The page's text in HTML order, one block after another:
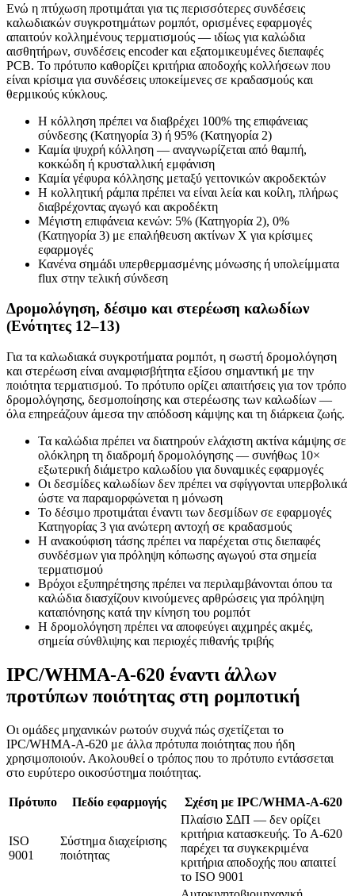
Ενώ η πτύχωση προτιμάται για τις περισσότερες συνδέσεις
καλωδιακών συγκροτημάτων ρομπότ, ορισμένες εφαρμογές
απαιτούν κολλημένους τερματισμούς — ιδίως για καλώδια
αισθητήρων, συνδέσεις encoder και εξατομικευμένες διεπαφές
PCB. Το πρότυπο καθορίζει κριτήρια αποδοχής κολλήσεων που
είναι κρίσιμα για συνδέσεις υποκείμενες σε κραδασμούς και
θερμικούς κύκλους.
Η κόλληση πρέπει να διαβρέχει 100% της επιφάνειας
σύνδεσης (Κατηγορία 3) ή 95% (Κατηγορία 2)
Καμία ψυχρή κόλληση — αναγνωρίζεται από θαμπή,
κοκκώδη ή κρυσταλλική εμφάνιση
Καμία γέφυρα κόλλησης μεταξύ γειτονικών ακροδεκτών
Η κολλητική ράμπα πρέπει να είναι λεία και κοίλη, πλήρως
διαβρέχοντας αγωγό και ακροδέκτη
Μέγιστη επιφάνεια κενών: 5% (Κατηγορία 2), 0%
(Κατηγορία 3) με επαλήθευση ακτίνων Χ για κρίσιμες
εφαρμογές
Κανένα σημάδι υπερθερμασμένης μόνωσης ή υπολείμματα
flux στην τελική σύνδεση
Δρομολόγηση, δέσιμο και στερέωση καλωδίων
(Ενότητες 12–13)
Για τα καλωδιακά συγκροτήματα ρομπότ, η σωστή δρομολόγηση
και στερέωση είναι αναμφισβήτητα εξίσου σημαντική με την
ποιότητα τερματισμού. Το πρότυπο ορίζει απαιτήσεις για τον τρόπο
δρομολόγησης, δεσμοποίησης και στερέωσης των καλωδίων —
όλα επηρεάζουν άμεσα την απόδοση κάμψης και τη διάρκεια ζωής.
Τα καλώδια πρέπει να διατηρούν ελάχιστη ακτίνα κάμψης σε
ολόκληρη τη διαδρομή δρομολόγησης — συνήθως 10×
εξωτερική διάμετρο καλωδίου για δυναμικές εφαρμογές
Οι δεσμίδες καλωδίων δεν πρέπει να σφίγγονται υπερβολικά
ώστε να παραμορφώνεται η μόνωση
Το δέσιμο προτιμάται έναντι των δεσμίδων σε εφαρμογές
Κατηγορίας 3 για ανώτερη αντοχή σε κραδασμούς
Η ανακούφιση τάσης πρέπει να παρέχεται στις διεπαφές
συνδέσμων για πρόληψη κόπωσης αγωγού στα σημεία
τερματισμού
Βρόχοι εξυπηρέτησης πρέπει να περιλαμβάνονται όπου τα
καλώδια διασχίζουν κινούμενες αρθρώσεις για πρόληψη
καταπόνησης κατά την κίνηση του ρομπότ
Η δρομολόγηση πρέπει να αποφεύγει αιχμηρές ακμές,
σημεία σύνθλιψης και περιοχές πιθανής τριβής
IPC/WHMA-A-620 έναντι άλλων
προτύπων ποιότητας στη ρομποτική
Οι ομάδες μηχανικών ρωτούν συχνά πώς σχετίζεται το
IPC/WHMA-A-620 με άλλα πρότυπα ποιότητας που ήδη
χρησιμοποιούν. Ακολουθεί ο τρόπος που το πρότυπο εντάσσεται
στο ευρύτερο οικοσύστημα ποιότητας.
Πρότυπο Πεδίο εφαρμογής Σχέση με IPC/WHMA-A-620
ISO
9001
Σύστημα διαχείρισης
ποιότητας
Πλαίσιο ΣΔΠ — δεν ορίζει
κριτήρια κατασκευής. Το A-620
παρέχει τα συγκεκριμένα
κριτήρια αποδοχής που απαιτεί
το ISO 9001